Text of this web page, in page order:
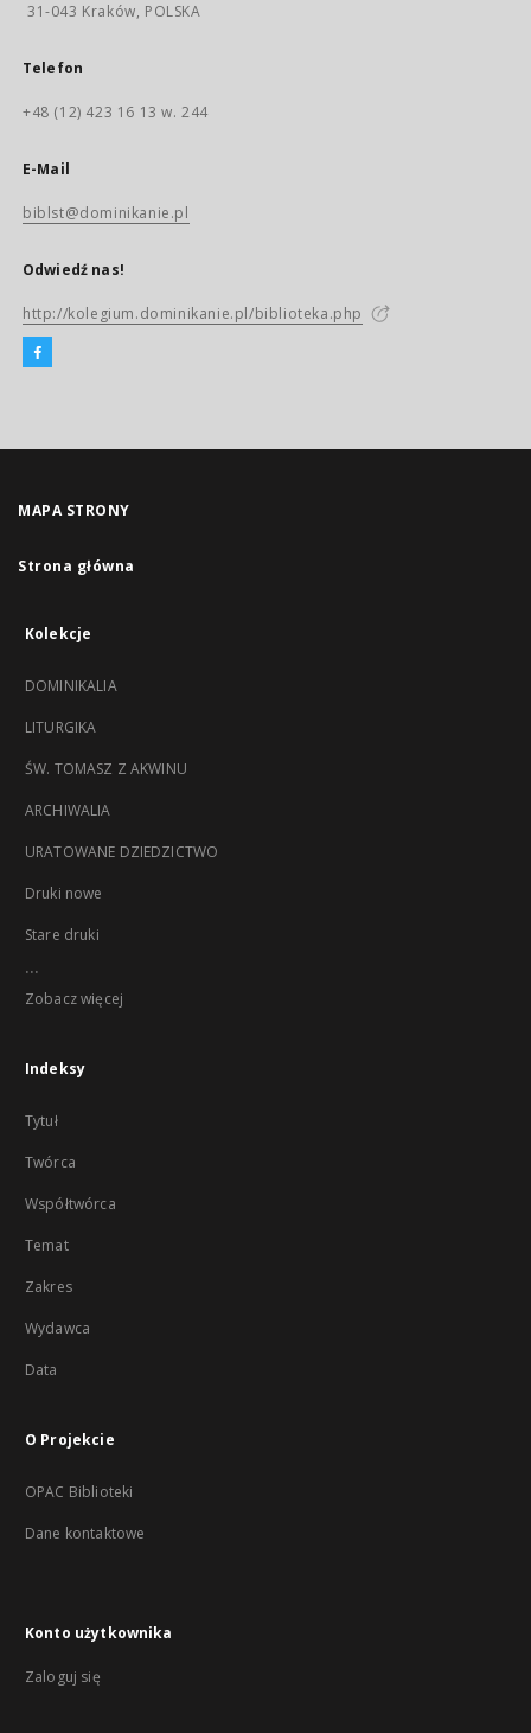
31-043 Kraków, POLSKA
Telefon
+48 (12) 423 16 13 w. 244
E-Mail
biblst@dominikanie.pl
Odwiedź nas!
http://kolegium.dominikanie.pl/biblioteka.php
MAPA STRONY
Strona główna
Kolekcje
DOMINIKALIA
LITURGIKA
ŚW. TOMASZ Z AKWINU
ARCHIWALIA
URATOWANE DZIEDZICTWO
Druki nowe
Stare druki
...
Zobacz więcej
Indeksy
Tytuł
Twórca
Współtwórca
Temat
Zakres
Wydawca
Data
O Projekcie
OPAC Biblioteki
Dane kontaktowe
Konto użytkownika
Zaloguj się